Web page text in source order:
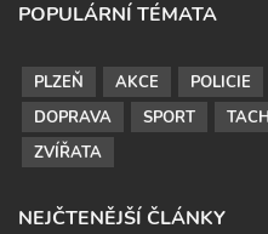
POPULÁRNÍ TÉMATA
PLZEŇ AKCE POLICIE
DOPRAVA
SPORT
ZVÍŘATA
NEJČTENĚJŠÍ ČLÁNKY